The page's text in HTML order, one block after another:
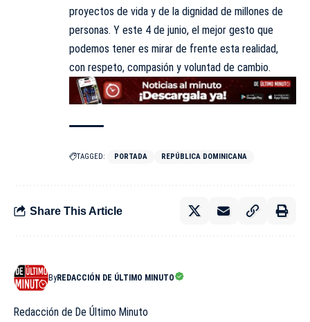
proyectos de vida y de la dignidad de millones de
personas. Y este 4 de junio, el mejor gesto que
podemos tener es mirar de frente esta realidad,
con respeto, compasión y voluntad de cambio.
TAGGED: PORTADA REPÚBLICA DOMINICANA
Share This Article
ByREDACCIÓN DE ÚLTIMO MINUTO
Redacción de De Último Minuto